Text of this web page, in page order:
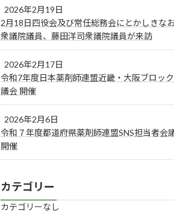
2026年2月19日
2月18日四役会及び常任総務会にとかしきな
衆議院議員、藤田洋司衆議院議員が来訪
2026年2月17日
令和7年度日本薬剤師連盟近畿・大阪ブロッ
議会 開催
2026年2月6日
令和７年度都道府県薬剤師連盟SNS担当者会
開催
カテゴリー
カテゴリーなし